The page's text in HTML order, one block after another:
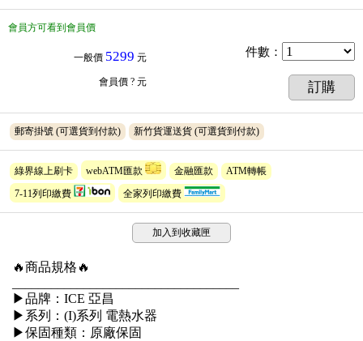
會員方可看到會員價
一般價 5299 元
會員價 ? 元
件數 ：
訂購
郵寄掛號 (可選貨到付款) 新竹貨運送貨 (可選貨到付款)
綠界線上刷卡 webATM匯款 金融匯款
ATM轉帳
7-11列印繳費
全家列印繳費
加入到收藏匣
🔥商品規格🔥
▶品牌：ICE 亞昌
▶系列：(I)系列 電熱水器
▶保固種類：原廠保固